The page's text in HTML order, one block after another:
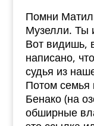
Помни
Музелли. Ты
Вот видишь,
написано,
судья из
Потом семья
Бенако (на
обширные